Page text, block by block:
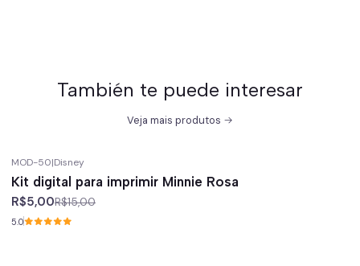
También te puede interesar
Veja mais produtos
MOD-50|Disney
Kit digital para imprimir Minnie Rosa
R$5,00R$15,00
5.0